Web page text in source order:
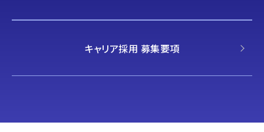
キャリア採用 募集要項